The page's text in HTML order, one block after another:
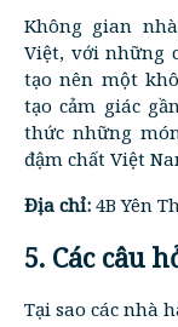
Không gian
Việt, với những
tạo nên một
tạo cảm giác
thức những
đậm chất Việt
Địa chỉ: 4B Yên
5. Các câu
Tại sao các nhà